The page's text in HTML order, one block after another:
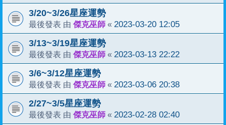
3/20~3/26星座運勢
最後發表 由 傑克巫師 « 2023-03-20 12:05
3/13~3/19星座運勢
最後發表 由 傑克巫師 « 2023-03-13 22:22
3/6~3/12星座運勢
最後發表 由 傑克巫師 « 2023-03-06 20:38
2/27~3/5星座運勢
最後發表 由 傑克巫師 « 2023-02-28 02:40